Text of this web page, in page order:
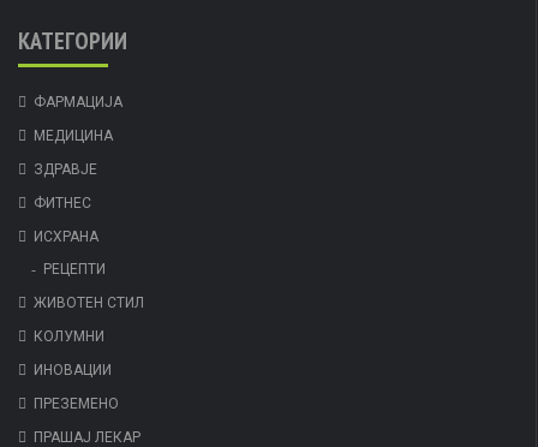
КАТЕГОРИИ
ФАРМАЦИЈА
МЕДИЦИНА
ЗДРАВЈЕ
ФИТНЕС
ИСХРАНА
РЕЦЕПТИ
ЖИВОТЕН СТИЛ
КОЛУМНИ
ИНОВАЦИИ
ПРЕЗЕМЕНО
ПРАШАЈ ЛЕКАР